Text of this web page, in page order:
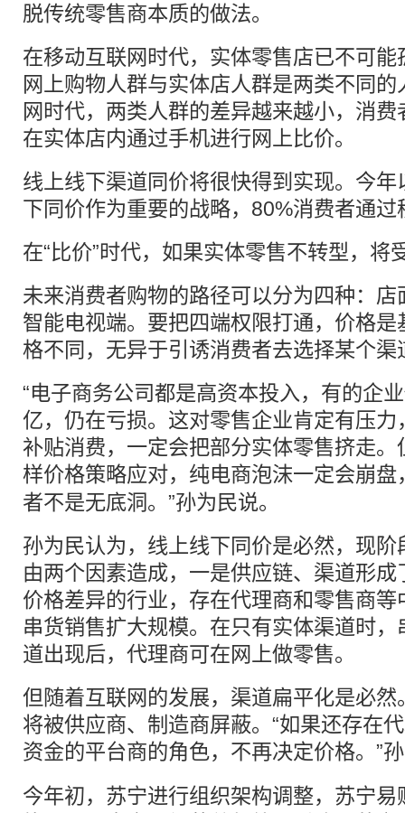
脱传统零售商本质的做法。
在移动互联网时代，实体零售店已不可
网上购物人群与实体店人群是两类不同
网时代，两类人群的差异越来越小，消
在实体店内通过手机进行网上比价。
线上线下渠道同价将很快得到实现。今
下同价作为重要的战略，80%消费者通
在“比价”时代，如果实体零售不转型，将
未来消费者购物的路径可以分为四种：
智能电视端。要把四端权限打通，价格
格不同，无异于引诱消费者去选择某个渠
“电子商务公司都是高资本投入，有的企
亿，仍在亏损。这对零售企业肯定有压
补贴消费，一定会把部分实体零售挤走
样价格策略应对，纯电商泡沫一定会崩盘
者不是无底洞。”孙为民说。
孙为民认为，线上线下同价是必然，现
由两个因素造成，一是供应链、渠道形
价格差异的行业，存在代理商和零售商
串货销售扩大规模。在只有实体渠道时
道出现后，代理商可在网上做零售。
但随着互联网的发展，渠道扁平化是必
将被供应商、制造商屏蔽。“如果还存在
资金的平台商的角色，不再决定价格。”
今年初，苏宁进行组织架构调整，苏宁